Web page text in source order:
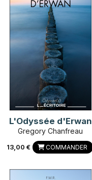
L'Odyssée d'Erwan
Gregory Chanfreau
13,00 € COMMANDER